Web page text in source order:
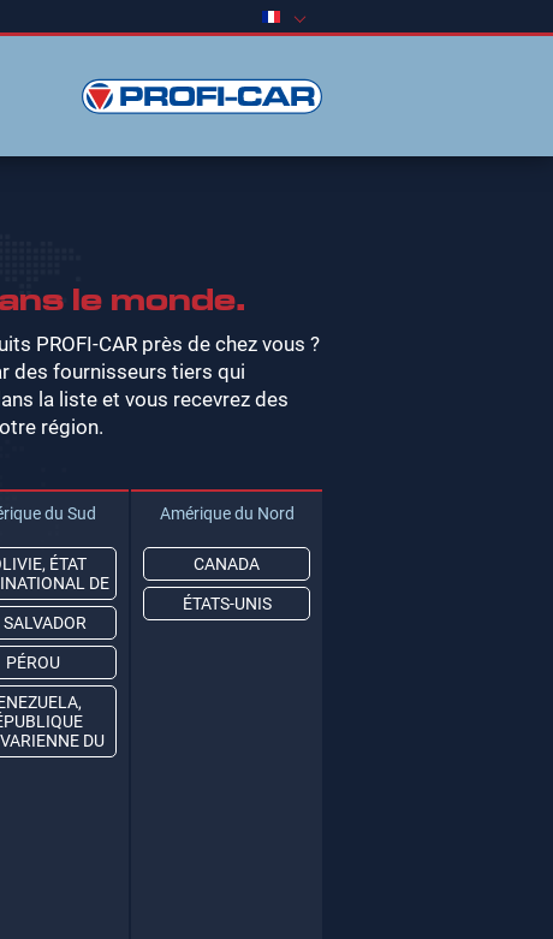
le monde.
PROFI-CAR près de chez vous ?
des fournisseurs tiers qui
la liste et vous recevrez des
région.
du Sud
ÉTAT
DE
SALVADOR
PÉROU
DU
Amérique du Nord
CANADA
ÉTATS-UNIS